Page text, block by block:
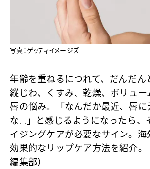
写真：ゲッティイメージズ
年齢を重ねるにつれて、だんだん
縦じわ、くすみ、乾燥、ボリュー
唇の悩み。「なんだか最近、唇に
な…」と感じるようになったら、
イジングケアが必要なサイン。
効果的なリップケア方法を紹介。
編集部）